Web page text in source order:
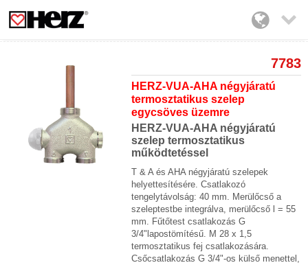

7783
HERZ-VUA-AHA négyjáratú
termosztatikus szelep
egycsöves üzemre
HERZ-VUA-AHA négyjáratú
szelep termosztatikus
működtetéssel
T & A és AHA négyjáratú szelepek
helyettesítésére. Csatlakozó
tengelytávolság: 40 mm. Merülőcső a
szeleptestbe integrálva, merülőcső l = 55
mm. Fűtőtest csatlakozás G
3/4"lapostömítésű. M 28 x 1,5
termosztatikus fej csatlakozására.
Csőcsatlakozás G 3/4"-os külső menettel,